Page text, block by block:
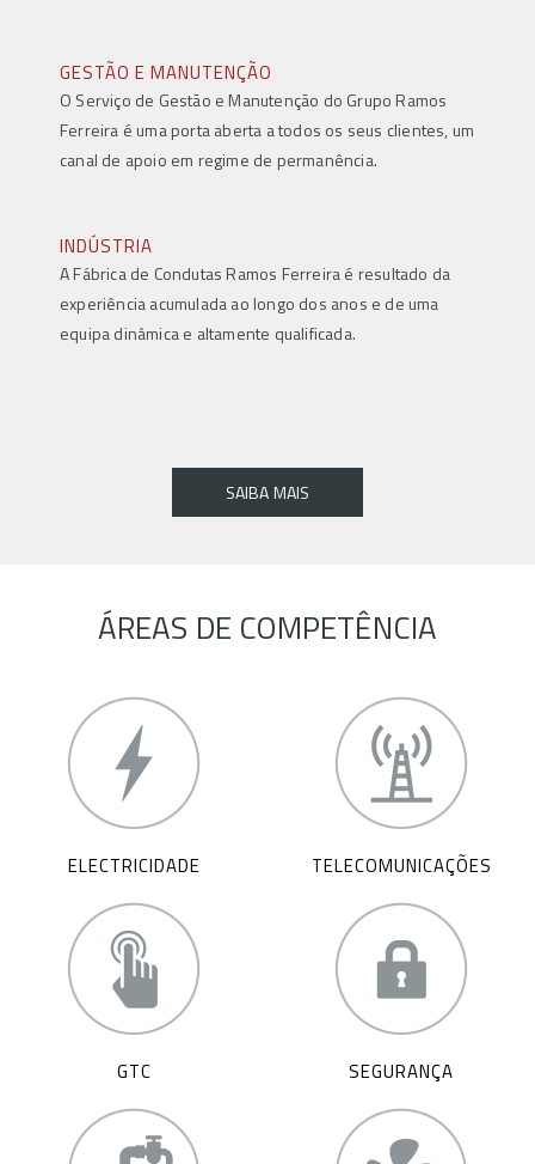
GESTÃO E MANUTENÇÃO
O Serviço de Gestão e Manutenção do Grupo Ramos
Ferreira é uma porta aberta a todos os seus clientes, um
canal de apoio em regime de permanência.
INDÚSTRIA
A Fábrica de Condutas Ramos Ferreira é resultado da
experiência acumulada ao longo dos anos e de uma
equipa dinâmica e altamente qualificada.
SAIBA MAIS
ÁREAS DE COMPETÊNCIA
ELECTRICIDADE TELECOMUNICAÇÕES
GTC SEGURANÇA